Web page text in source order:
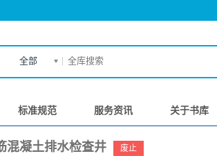
全部
标准规范 服务资讯 关于书库
混凝土排水检查井 废止